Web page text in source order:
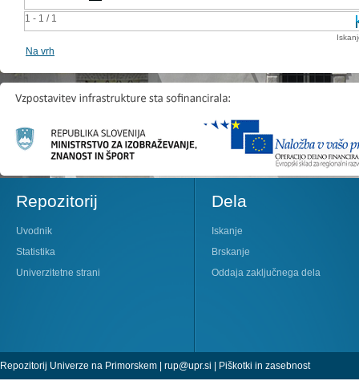
1 - 1 / 1
Na vrh
Repozitorij
Uvodnik
Statistika
Univerzitetne strani
Dela
Iskanje
Brskanje
Oddaja zaključnega dela
Repozitorij Univerze na Primorskem | rup@upr.si | Piškotki in zasebnost